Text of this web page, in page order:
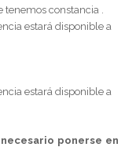
constancia .
estará disponible a
estará disponible a
ponerse en